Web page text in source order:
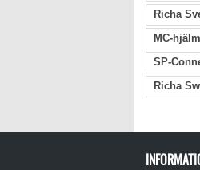
Richa
MC-
SP-
Richa